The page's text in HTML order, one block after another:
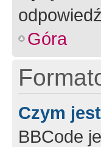
Góra
Czym
BBCode